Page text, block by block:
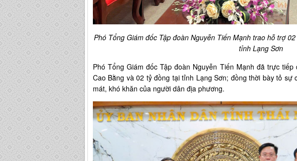
Phó Tổng Giám đốc Tập đoàn Nguyễn Tiến Mạnh trao hỗ trợ
tỉnh Lạng Sơn
Phó Tổng Giám đốc Tập đoàn Nguyễn Tiến Mạnh đã trực
Cao Bằng và 02 tỷ đồng tại tỉnh Lạng Sơn; đồng thời bày tỏ
mát, khó khăn của người dân địa phương.